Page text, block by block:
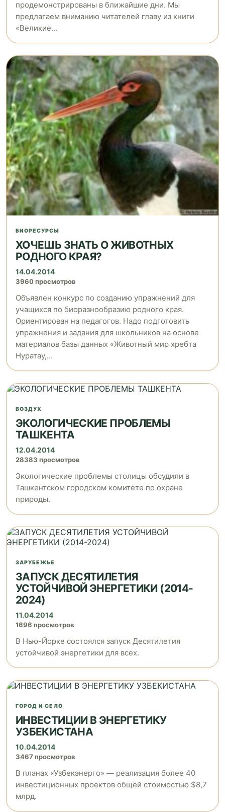
продемонстрированы в ближайшие дни. Мы
предлагаем вниманию читателей главу из книги
«Великие...
БИОРЕСУРСЫ
ХОЧЕШЬ ЗНАТЬ О ЖИВОТНЫХ
РОДНОГО КРАЯ?
14.04.2014
3960 просмотров
Объявлен конкурс по созданию упражнений для
учащихся по биоразнообразию родного края.
Ориентирован на педагогов. Надо подготовить
упражнения и задания для школьников на основе
материалов базы данных «Животный мир хребта
Нуратау,...
ВОЗДУХ
ЭКОЛОГИЧЕСКИЕ ПРОБЛЕМЫ
ТАШКЕНТА
12.04.2014
28383 просмотров
Экологические проблемы столицы обсудили в
Ташкентском городском комитете по охране
природы.
ЗАРУБЕЖЬЕ
ЗАПУСК ДЕСЯТИЛЕТИЯ
УСТОЙЧИВОЙ ЭНЕРГЕТИКИ (2014-
2024)
11.04.2014
1696 просмотров
В Нью-Йорке состоялся запуск Десятилетия
устойчивой энергетики для всех.
ГОРОД И СЕЛО
ИНВЕСТИЦИИ В ЭНЕРГЕТИКУ
УЗБЕКИСТАНА
10.04.2014
3467 просмотров
В планах «Узбекэнерго» — реализация более 40
инвестиционных проектов общей стоимостью $8,7
млрд.